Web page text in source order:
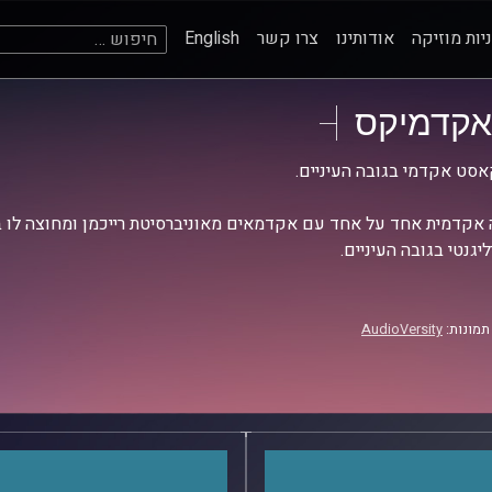
מוזיקה אודותינו צרו קשר English חיפוש:
אקדמיקס
אקדמי בגובה העיניים.
אקדמית אחד על אחד עם אקדמאים מאוניברסיטת רייכמן ומחוצה לו
בגובה העיניים.
AudioVersity